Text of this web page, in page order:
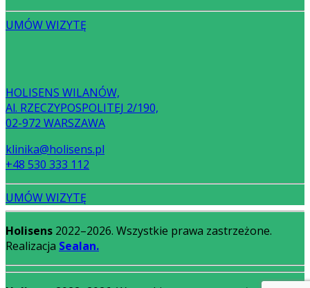
UMÓW WIZYTĘ
HOLISENS WILANÓW,
Al. RZECZYPOSPOLITEJ 2/190,
02-972 WARSZAWA
klinika@holisens.pl
+48 530 333 112
UMÓW WIZYTĘ
Holisens 2022–2026. Wszystkie prawa zastrzeżone.
Realizacja Sealan.